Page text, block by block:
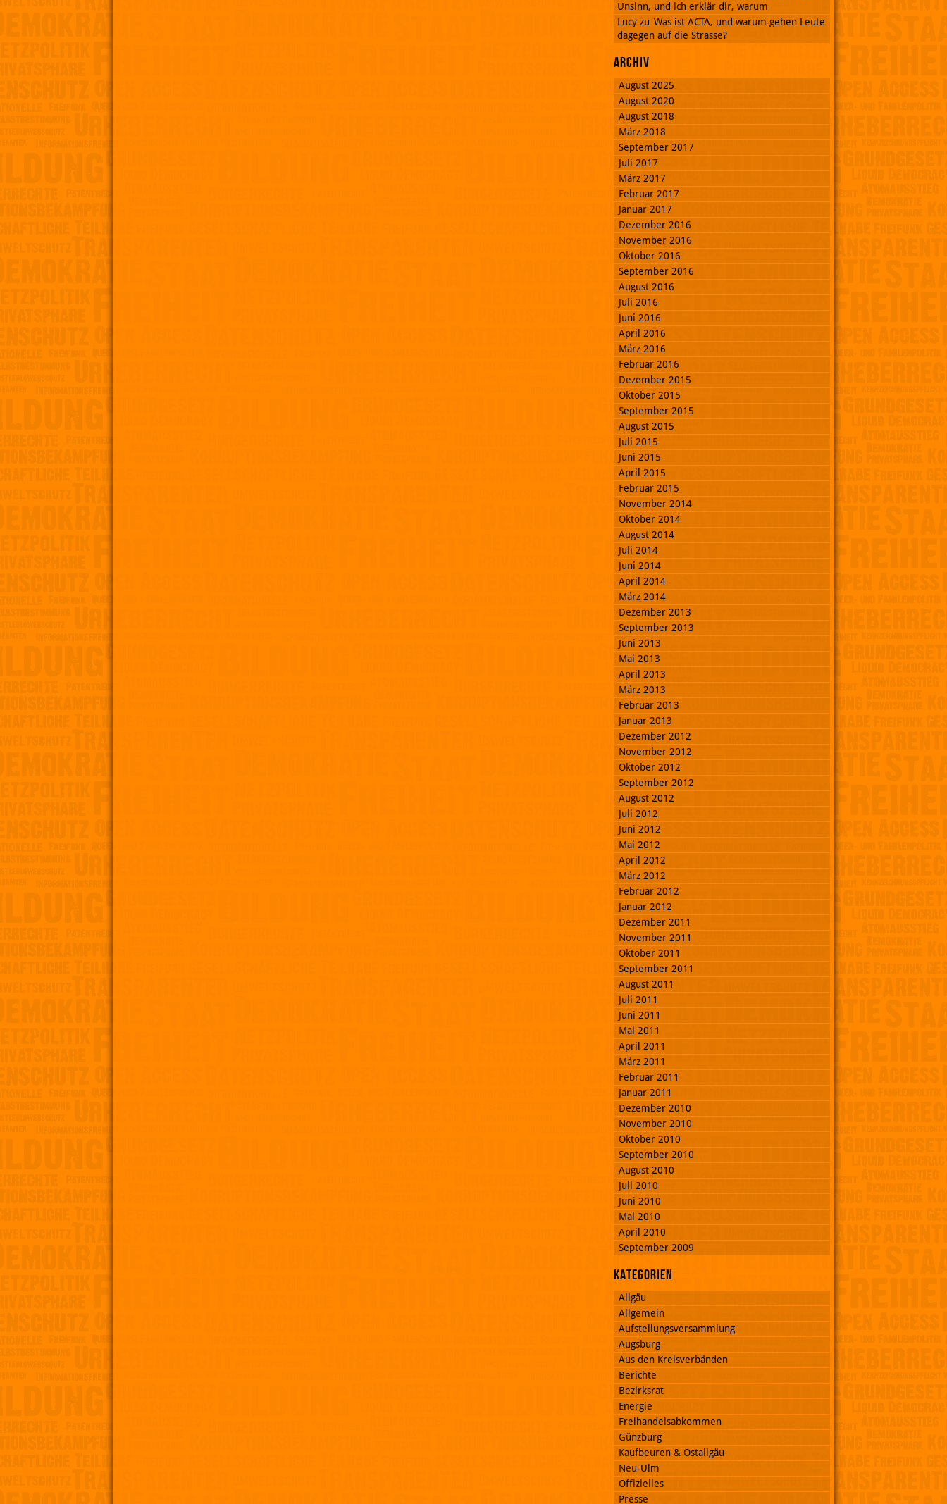
Unsinn, und ich erklär dir, warum
Lucy zu Was ist ACTA, und warum gehen Leute
dagegen auf die Strasse?
Archiv
August 2025
August 2020
August 2018
März 2018
September 2017
Juli 2017
März 2017
Februar 2017
Januar 2017
Dezember 2016
November 2016
Oktober 2016
September 2016
August 2016
Juli 2016
Juni 2016
April 2016
März 2016
Februar 2016
Dezember 2015
Oktober 2015
September 2015
August 2015
Juli 2015
Juni 2015
April 2015
Februar 2015
November 2014
Oktober 2014
August 2014
Juli 2014
Juni 2014
April 2014
März 2014
Dezember 2013
September 2013
Juni 2013
Mai 2013
April 2013
März 2013
Februar 2013
Januar 2013
Dezember 2012
November 2012
Oktober 2012
September 2012
August 2012
Juli 2012
Juni 2012
Mai 2012
April 2012
März 2012
Februar 2012
Januar 2012
Dezember 2011
November 2011
Oktober 2011
September 2011
August 2011
Juli 2011
Juni 2011
Mai 2011
April 2011
März 2011
Februar 2011
Januar 2011
Dezember 2010
November 2010
Oktober 2010
September 2010
August 2010
Juli 2010
Juni 2010
Mai 2010
April 2010
September 2009
Kategorien
Allgäu
Allgemein
Aufstellungsversammlung
Augsburg
Aus den Kreisverbänden
Berichte
Bezirksrat
Energie
Freihandelsabkommen
Günzburg
Kaufbeuren & Ostallgäu
Neu-Ulm
Offizielles
Presse